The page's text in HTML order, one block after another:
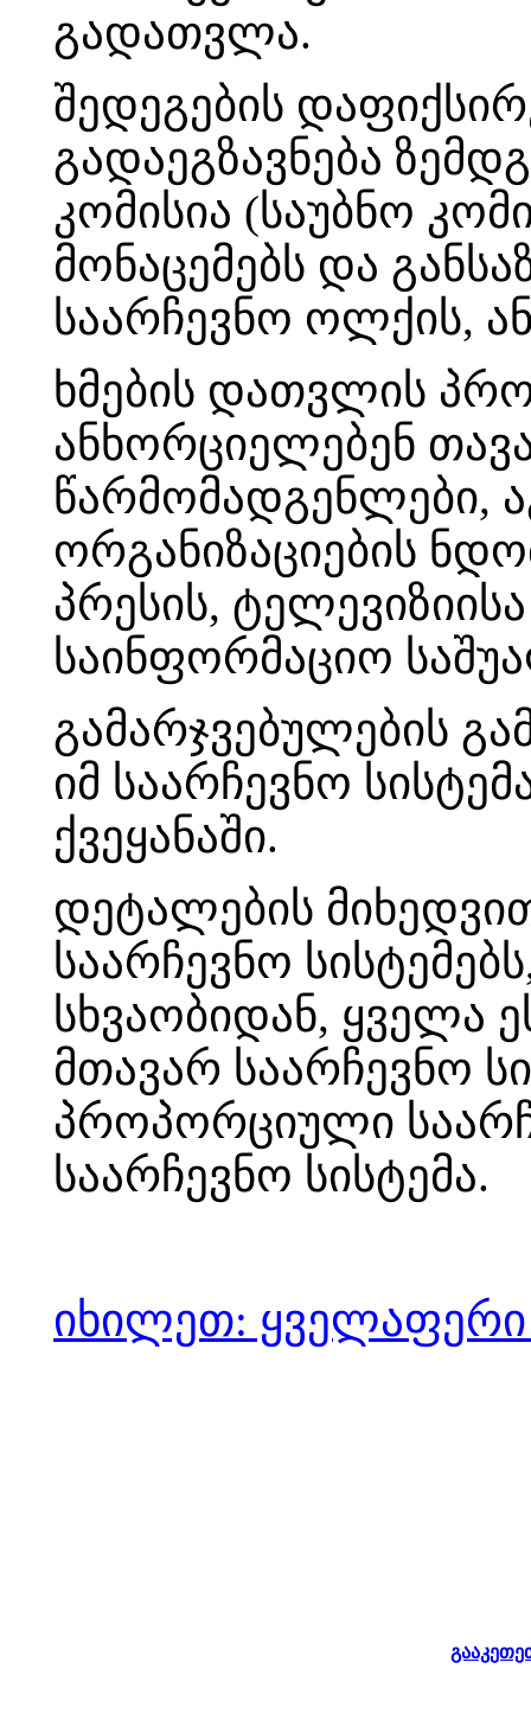
გადათვლა.
შედეგების
გადაეგზავნება
კომისია (საუბნო
მონაცემებს და
საარჩევნო ოლქის,
ხმების დათვლის
ანხორციელებენ
წარმომადგენლები,
ორგანიზაციების
პრესის,
საინფორმაციო
გამარჯვებულების
იმ საარჩევნო
ქვეყანაში.
დეტალების მიხედვით
საარჩევნო
სხვაობიდან, ყველა
მთავარ საარჩევნო
პროპორციული
საარჩევნო სისტემა.
იხილეთ: ყველაფერი